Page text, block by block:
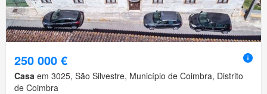
250 000 €
Casa em 3025, São Silvestre, Município de Coimbra, Distrito
de Coimbra